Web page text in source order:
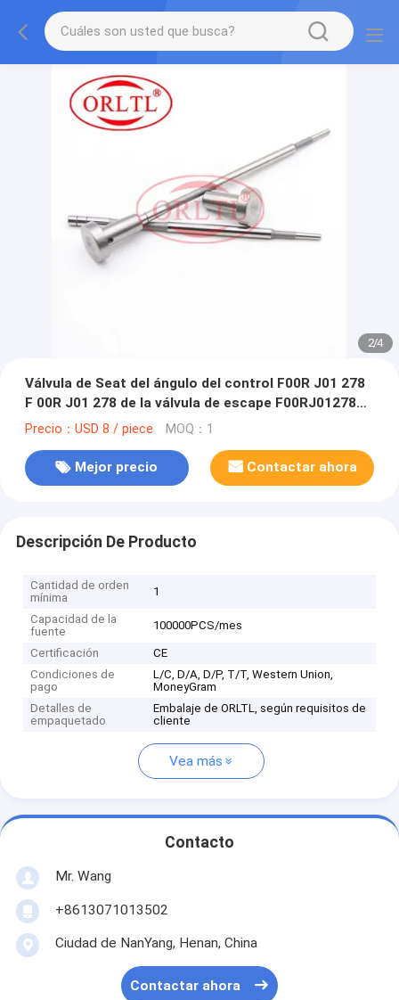
2/4
Válvula de Seat del ángulo del control F00R J01 278
F 00R J01 278 de la válvula de escape F00RJ01278
para NUEVA HOLANDA 0445120057 0445120075
Precio：USD 8 / piece MOQ：1
Mejor precio Contactar ahora
Descripción De Producto
Cantidad de orden
mínima
1
Capacidad de la
fuente
100000PCS/mes
Certificación
CE
Condiciones de
pago
L/C, D/A, D/P, T/T, Western Union,
MoneyGram
Detalles de
empaquetado
Embalaje de ORLTL, según requisitos de
cliente
Vea más
Contacto
Mr. Wang
+8613071013502
Ciudad de NanYang, Henan, China
Contactar ahora